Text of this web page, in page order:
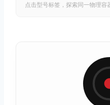
点击型号标签，探索同一物理容